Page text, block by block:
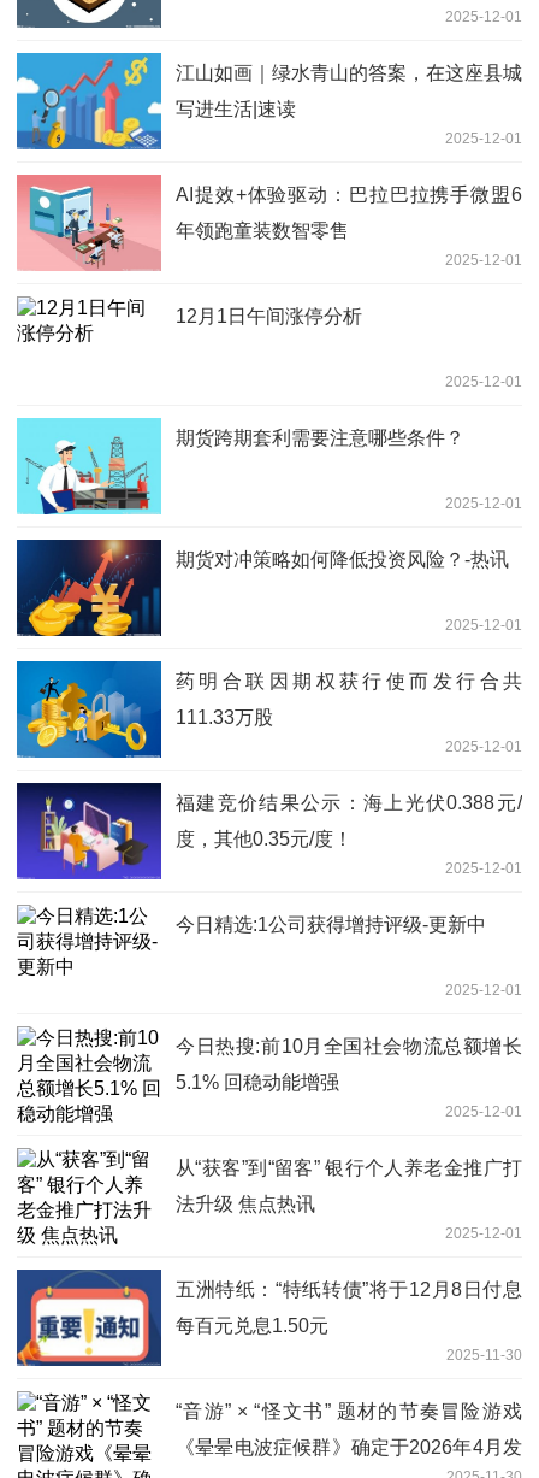
2025-12-01
江山如画｜绿水青山的答案，在这座县城
写进生活|速读
2025-12-01
AI提效+体验驱动：巴拉巴拉携手微盟6
年领跑童装数智零售
2025-12-01
12月1日午间涨停分析
2025-12-01
期货跨期套利需要注意哪些条件？
2025-12-01
期货对冲策略如何降低投资风险？-热讯
2025-12-01
药明合联因期权获行使而发行合共
111.33万股
2025-12-01
福建竞价结果公示：海上光伏0.388元/
度，其他0.35元/度！
2025-12-01
今日精选:1公司获得增持评级-更新中
2025-12-01
今日热搜:前10月全国社会物流总额增长
5.1% 回稳动能增强
2025-12-01
从“获客”到“留客” 银行个人养老金推广打
法升级 焦点热讯
2025-12-01
五洲特纸：“特纸转债”将于12月8日付息
每百元兑息1.50元
2025-11-30
“音游” × “怪文书” 题材的节奏冒险游戏
《晕晕电波症候群》确定于2026年4月发